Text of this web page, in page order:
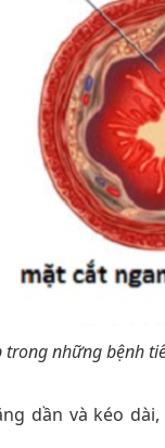
những bệnh
dần và kéo